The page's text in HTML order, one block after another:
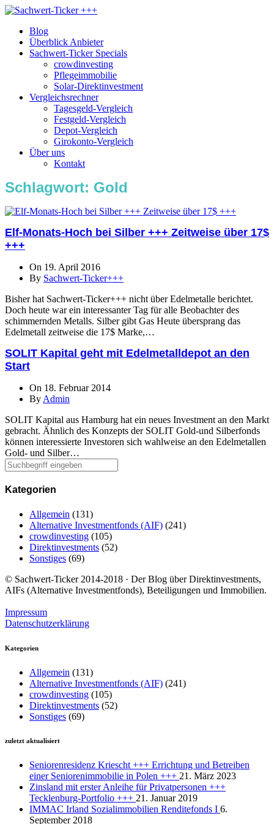
Blog
Überblick Anbieter
Sachwert-Ticker Specials
crowdinvesting
Pflegeimmobilie
Solar-Direktinvestment
Vergleichsrechner
Tagesgeld-Vergleich
Festgeld-Vergleich
Depot-Vergleich
Girokonto-Vergleich
Über uns
Kontakt
Schlagwort: Gold
Elf-Monats-Hoch bei Silber +++ Zeitweise über 17$
+++
On 19. April 2016
By Sachwert-Ticker+++
Bisher hat Sachwert-Ticker+++ nicht über Edelmetalle berichtet.
Doch heute war ein interessanter Tag für alle Beobachter des
schimmernden Metalls. Silber gibt Gas Heute übersprang das
Edelmetall zeitweise die 17$ Marke,…
SOLIT Kapital geht mit Edelmetalldepot an den
Start
On 18. Februar 2014
By Admin
SOLIT Kapital aus Hamburg hat ein neues Investment an den Markt
gebracht. Ähnlich des Konzepts der SOLIT Gold-und Silberfonds
können interessierte Investoren sich wahlweise an den Edelmetallen
Gold- und Silber…
Kategorien
Allgemein (131)
Alternative Investmentfonds (AIF) (241)
crowdinvesting (105)
Direktinvestments (52)
Sonstiges (69)
© Sachwert-Ticker 2014-2018 · Der Blog über Direktinvestments,
AIFs (Alternative Investmentfonds), Beteiligungen und Immobilien.
Impressum
Datenschutzerklärung
Kategorien
Allgemein (131)
Alternative Investmentfonds (AIF) (241)
crowdinvesting (105)
Direktinvestments (52)
Sonstiges (69)
zuletzt aktualisiert
Seniorenresidenz Kriescht +++ Errichtung und Betreiben
einer Seniorenimmobilie in Polen +++ 21. März 2023
Zinsland mit erster Anleihe für Privatpersonen +++
Tecklenburg-Portfolio +++ 21. Januar 2019
IMMAC Irland Sozialimmobilien Renditefonds I 6.
September 2018